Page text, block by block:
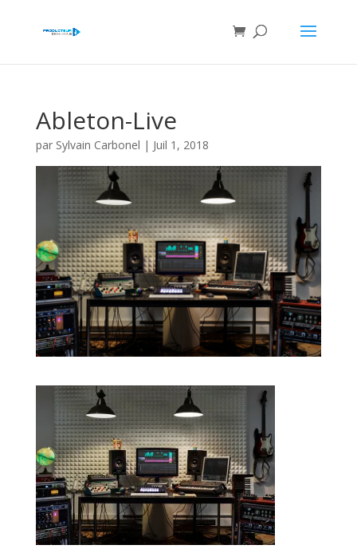
Ableton-Live
par Sylvain Carbonel | Juil 1, 2018